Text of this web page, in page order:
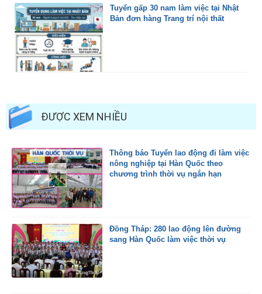
Tuyển gấp 30 nam làm việc tại Nhật
Bản đơn hàng Trang trí nội thất
ĐƯỢC XEM NHIỀU
Thông báo Tuyển lao động đi làm việc
nông nghiệp tại Hàn Quốc theo
chương trình thời vụ ngắn hạn
Đồng Tháp: 280 lao động lên đường
sang Hàn Quốc làm việc thời vụ